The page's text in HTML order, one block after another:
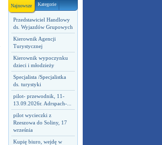
Najnowsze Kategorie
Przedstawiciel Handlowy
ds. Wyjazdów Grupowych
Kierownik Agencji
Turystycznej
Kierownik wypoczynku
dzieci i młodzieży
Specjalista /Specjalistka
ds. turystyki
pilot- przewodnik, 11-
13.09.2026r. Adrspach-...
pilot wycieczki z
Rzeszowa do Soliny, 17
września
Kupię biuro, wejdę w